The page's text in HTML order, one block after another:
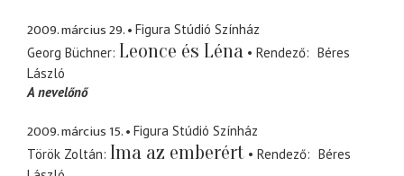
2009. március 29.
Figura Stúdió Színház
Georg Büchner Leonce és Léna Rendező
Béres
László
A nevelőnő
2009. március 15.
Figura Stúdió Színház
Török Zoltán Ima az emberért Rendező
Béres